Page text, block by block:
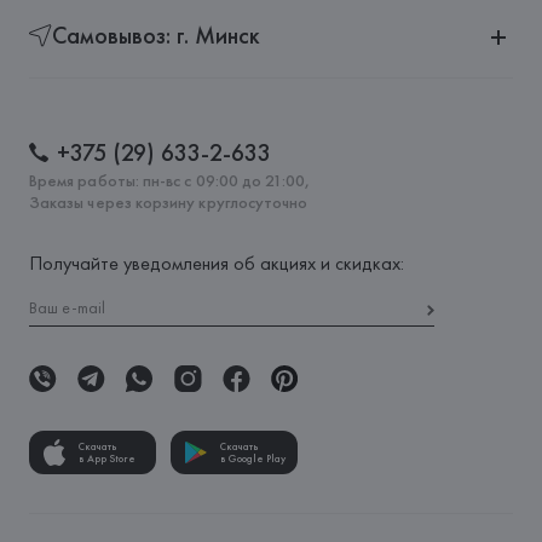
Самовывоз: г. Минск
+375 (29) 633-2-633
Время работы: пн-вс с 09:00 до 21:00,
Заказы через корзину круглосуточно
Получайте уведомления об акциях и скидках:
Скачать
в App Store
Скачать
в Google Play